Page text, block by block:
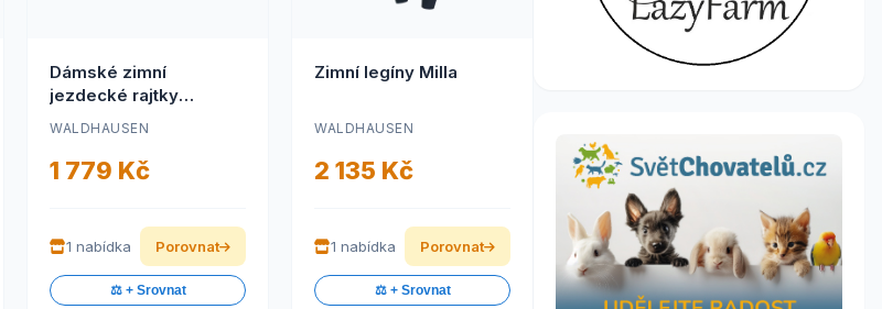
Dámské zimní
jezdecké rajtky
Essential
WALDHAUSEN
1 779 Kč
1 nabídka Porovnat
⚖️ + Srovnat
Zimní legíny Milla
WALDHAUSEN
2 135 Kč
1 nabídka Porovnat
⚖️ + Srovnat